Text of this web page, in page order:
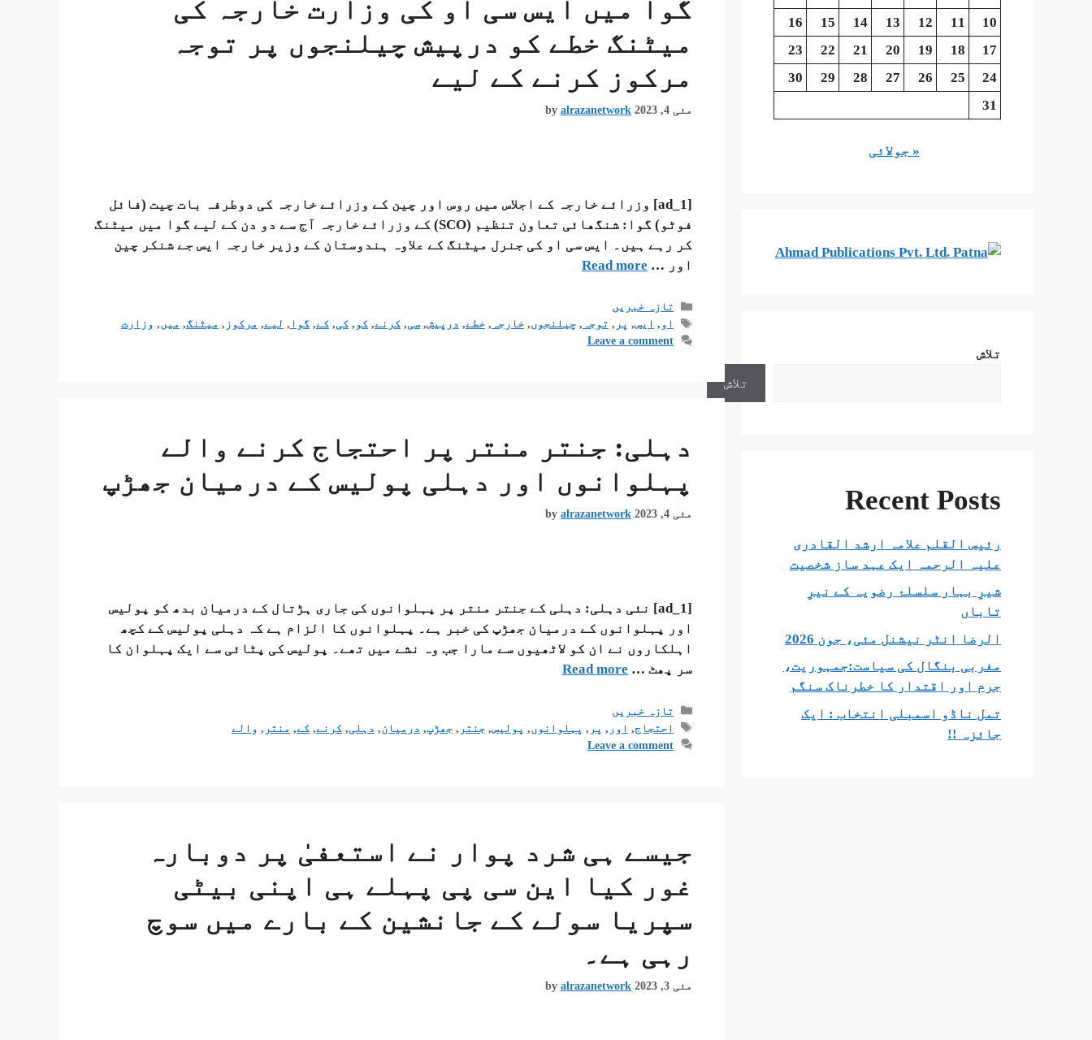
گوا میں ایس سی او کی وزارت خارجہ کی
میٹنگ خطے کو درپیش چیلنجوں پر توجہ
مرکوز کرنے کے لیے
مئی 4, 2023 by alrazanetwork
[ad_1] وزرائے خارجہ کے اجلاس میں روس اور چین کے وزرائے خارجہ کی دوطرفہ بات چیت (فائل
فوٹو) گوا: شنگھائی تعاون تنظیم (SCO) کے وزرائے خارجہ آج سے دو دن کے لیے گوا میں میٹنگ
کر رہے ہیں۔ ایس سی او کی جنرل میٹنگ کے علاوہ ہندوستان کے وزیر خارجہ ایس جے شنکر چین
اور … Read more
تازہ خبریں
او , ایس, پر , توجہ ,چیلنجوں,خارجہ ,خطے, درپیش,سی,کرنے,کو ,کی,کے,گوا , لیے, مرکوز , میٹنگ, میں, وزارت
Leave a comment
دہلی: جنتر منتر پر احتجاج کرنے والے
پہلوانوں اور دہلی پولیس کے درمیان جھڑپ
مئی 4, 2023 by alrazanetwork
[ad_1] نئی دہلی: دہلی کے جنتر منتر پر پہلوانوں کی جاری ہڑتال کے درمیان بدھ کو پولیس
اور پہلوانوں کے درمیان جھڑپ کی خبر ہے۔ پہلوانوں کا الزام ہے کہ دہلی پولیس کے کچھ
اہلکاروں نے ان کو لاٹھیوں سے مارا جب وہ نشے میں تھے۔ پولیس کی پٹائی سے ایک پہلوان کا
سر پھٹ … Read more
تازہ خبریں
احتجاج, اور , پر , پہلوانوں, پولیس,جنتر ,جھڑپ, درمیان, دہلی, کرنے, کے, منتر , والے
Leave a comment
جیسے ہی شرد پوار نے استعفیٰ پر دوبارہ
غور کیا این سی پی پہلے ہی اپنی بیٹی
سپریا سولے کے جانشین کے بارے میں سوچ
رہی ہے۔
مئی 3, 2023 by alrazanetwork
10
11
12
13
14
15
16
17
18
19
20
21
22
23
24
25
26
27
28
29
30
31
« جولائی
تلاش
تلاش
Recent Posts
رئیس القلم علامہ ارشد القادری
علیہ الرحمہ ایک عہد ساز شخصیت
شیرِ بہار سلسلۂ رضویہ کے نیرِ
تاباں
الرضا انٹر نیشنل مئی، جون 2026
مغربی بنگال کی سیاست:جمہوریت،
جرم اور اقتدار کا خطرناک سنگم
تمل ناڈو اسمبلی انتخاب : ایک
جائزہ !!